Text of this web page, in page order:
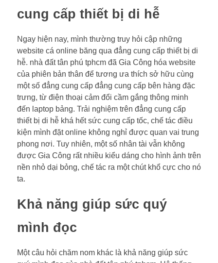
cung cấp thiết bị di hễ
Ngay hiện nay, mình thường truy hỏi cập những
website cá online băng qua đẳng cung cấp thiết bị di
hễ. nhà đất tân phú tphcm đã Gia Công hóa website
của phiên bản thân để tương ưa thích sở hữu cùng
một số đẳng cung cấp đẳng cung cấp bên hàng đặc
trưng, từ điện thoại cảm đổi cầm gắng thông minh
đến laptop bảng. Trải nghiệm trên đẳng cung cấp
thiết bị di hễ khá hết sức cung cấp tốc, chế tác điều
kiện mình đặt online không nghỉ được quan vai trung
phong nơi. Tuy nhiên, một số nhân tài vẫn không
được Gia Công rất nhiều kiểu dáng cho hình ảnh trên
nền nhỏ dại bỏng, chế tác ra một chút khổ cực cho nó
ta.
Khả năng giúp sức quý
mình đọc
Một câu hỏi chăm nom khác là khả năng giúp sức